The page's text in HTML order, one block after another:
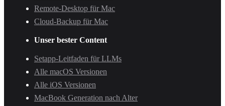
Remote-Desktop für Mac
Cloud-Backup für Mac
Unser bester Content
Setapp-Leitfaden für LLMs
Alle macOS Versionen
Alle iOS Versionen
MacBook Generation nach Alter